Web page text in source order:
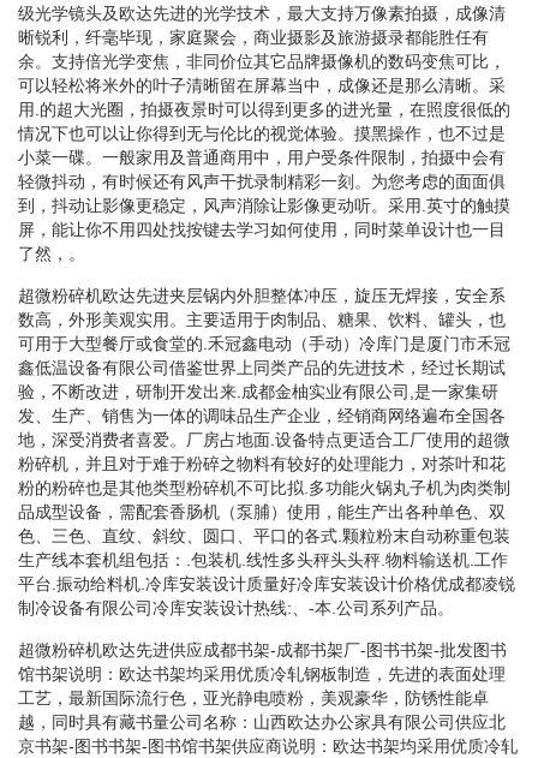
级光学镜头及欧达先进的光学技术，最大支持万像素拍摄，成像清
晰锐利，纤毫毕现，家庭聚会，商业摄影及旅游摄录都能胜任有
余。支持倍光学变焦，非同价位其它品牌摄像机的数码变焦可比，
可以轻松将米外的叶子清晰留在屏幕当中，成像还是那么清晰。采
用.的超大光圈，拍摄夜景时可以得到更多的进光量，在照度很低的
情况下也可以让你得到无与伦比的视觉体验。摸黑操作，也不过是
小菜一碟。一般家用及普通商用中，用户受条件限制，拍摄中会有
轻微抖动，有时候还有风声干扰录制精彩一刻。为您考虑的面面俱
到，抖动让影像更稳定，风声消除让影像更动听。采用.英寸的触摸
屏，能让你不用四处找按键去学习如何使用，同时菜单设计也一目
了然，。
超微粉碎机欧达先进夹层锅内外胆整体冲压，旋压无焊接，安全系
数高，外形美观实用。主要适用于肉制品、糖果、饮料、罐头，也
可用于大型餐厅或食堂的.禾冠鑫电动（手动）冷库门是厦门市禾冠
鑫低温设备有限公司借鉴世界上同类产品的先进技术，经过长期试
验，不断改进，研制开发出来.成都金柚实业有限公司,是一家集研
发、生产、销售为一体的调味品生产企业，经销商网络遍布全国各
地，深受消费者喜爱。厂房占地面.设备特点更适合工厂使用的超微
粉碎机，并且对于难于粉碎之物料有较好的处理能力，对茶叶和花
粉的粉碎也是其他类型粉碎机不可比拟.多功能火锅丸子机为肉类制
品成型设备，需配套香肠机（泵脯）使用，能生产出各种单色、双
色、三色、直纹、斜纹、圆口、平口的各式.颗粒粉末自动称重包装
生产线本套机组包括：.包装机.线性多头秤头头秤.物料输送机.工作
平台.振动给料机.冷库安装设计质量好冷库安装设计价格优成都凌锐
制冷设备有限公司冷库安装设计热线:、-本.公司系列产品。
超微粉碎机欧达先进供应成都书架-成都书架厂-图书书架-批发图书
馆书架说明：欧达书架均采用优质冷轧钢板制造，先进的表面处理
工艺，最新国际流行色，亚光静电喷粉，美观豪华，防锈性能卓
越，同时具有藏书量公司名称：山西欧达办公家具有限公司供应北
京书架-图书书架-图书馆书架供应商说明：欧达书架均采用优质冷轧